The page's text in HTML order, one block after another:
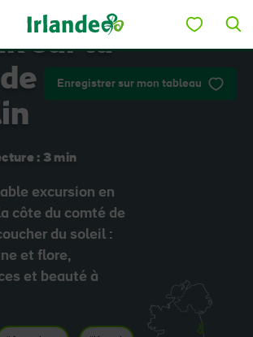
Enregistrer sur mon tableau
sur la
: 3 min
excursion en
côte du comté de
du soleil :
et flore,
et beauté à